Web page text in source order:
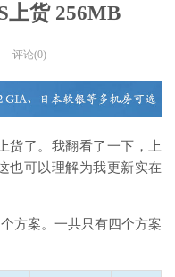
上货 256MB
评论(0)
货了。我翻看了一下，上
也可以理解为我更新实在
方案。一共只有四个方案